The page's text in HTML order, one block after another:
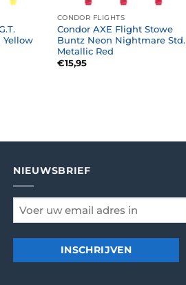
Yellow
CONDOR FLIGHTS
Condor AXE Flight Stowe
Buntz Neon Nightmare Std.
Metallic Red
€15,95
NIEUWSBRIEF
email
*